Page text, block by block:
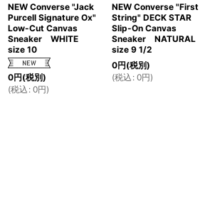
NEW Converse "Jack
Purcell Signature Ox"
Low-Cut Canvas
Sneaker WHITE
size 10
0円(税別)
(税込 : 0円)
NEW Converse "First
String" DECK STAR
Slip-On Canvas
Sneaker NATURAL
size 9 1/2
0円(税別)
(税込 : 0円)